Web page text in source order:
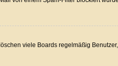
viele Boards regelmäßig